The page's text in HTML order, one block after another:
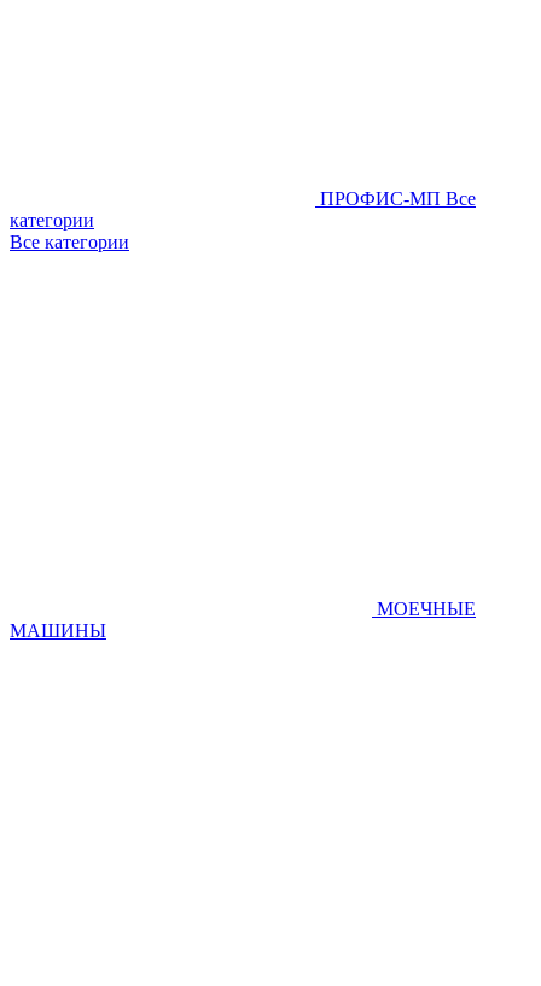
ПРОФИС-МП Все
категории
Все категории
МОЕЧНЫЕ
МАШИНЫ